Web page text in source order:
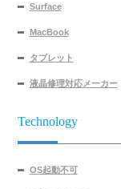
Surface
MacBook
タブレット
液晶修理対応メーカー
Technology
OS起動不可